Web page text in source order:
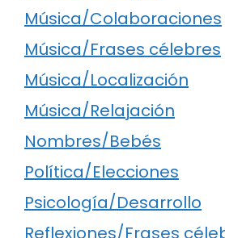
Música/Colaboraciones
Música/Frases célebres
Música/Localización
Música/Relajación
Nombres/Bebés
Política/Elecciones
Psicología/Desarrollo
Reflexiones/Frases